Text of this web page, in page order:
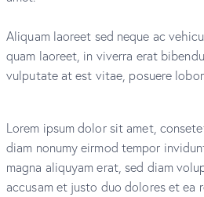
Aliquam laoreet sed neque ac
quam laoreet, in viverra erat
vulputate at est vitae, posuere
Lorem ipsum dolor sit amet,
diam nonumy eirmod tempor
magna aliquyam erat, sed diam
accusam et justo duo dolores et ea